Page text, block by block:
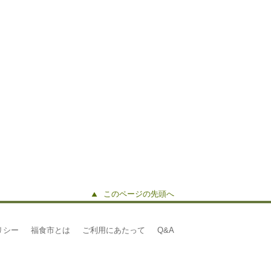
このページの先頭へ
Q&A
ご利用にあたって
福食市とは
シー